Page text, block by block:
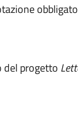
del progetto